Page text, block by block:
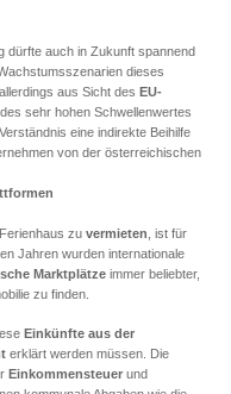
dürfte auch in Zukunft spannend
dieses
allerdings aus Sicht des EU-
sehr hohen Schwellenwertes
eine indirekte Beihilfe
von der österreichischen
zu vermieten , ist für
Jahren wurden internationale
Marktplätze immer beliebter,
zu finden.
Einkünfte aus der
erklärt werden müssen. Die
Einkommensteuer und